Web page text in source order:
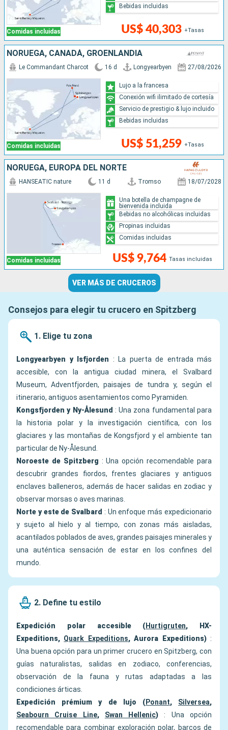
Comidas incluidas US$ 40,303 +Tasas
Bebidas incluidas
NORUEGA, CANADÁ, GROENLANDIA
Comidas incluidas
Le Commandant Charcot 16 d Longyearbyen 27/08/2026
US$ 51,259 +Tasas
Lujo a la francesa
Conexión wifi ilimitado de cortesía
Servicio de prestigio & lujo incluido
Bebidas incluidas
NORUEGA, EUROPA DEL NORTE
Comidas incluidas
HANSEATIC nature 11 d Tromso 18/07/2028
US$ 9,764 Tasas incluidas
Una botella de champagne de
bienvenida incluida
Bebidas no alcohólicas incluidas
Propinas incluidas
Comidas incluidas
VER MÁS DE CRUCEROS
Consejos para elegir tu crucero en Spitzberg
1. Elige tu zona
Longyearbyen y Isfjorden : La puerta de entrada más
accesible, con la antigua ciudad minera, el Svalbard
Museum, Adventfjorden, paisajes de tundra y, según el
itinerario, antiguos asentamientos como Pyramiden.
Kongsfjorden y Ny-Ålesund : Una zona fundamental para
la historia polar y la investigación científica, con los
glaciares y las montañas de Kongsfjord y el ambiente tan
particular de Ny-Ålesund.
Noroeste de Spitzberg : Una opción recomendable para
descubrir grandes fiordos, frentes glaciares y antiguos
enclaves balleneros, además de hacer salidas en zodiac y
observar morsas o aves marinas.
Norte y este de Svalbard : Un enfoque más expedicionario
y sujeto al hielo y al tiempo, con zonas más aisladas,
acantilados poblados de aves, grandes paisajes minerales y
una auténtica sensación de estar en los confines del
mundo.
2. Define tu estilo
Expedición polar accesible (Hurtigruten, HX-
Expeditions, Quark Expeditions, Aurora Expeditions):
Una buena opción para un primer crucero en Spitzberg, con
guías naturalistas, salidas en zodiaco, conferencias,
observación de la fauna y rutas adaptadas a las
condiciones árticas.
Expedición prémium y de lujo (Ponant, Silversea,
Seabourn Cruise Line, Swan Hellenic) : Una opción
recomendable para combinar exploración polar, barcos de